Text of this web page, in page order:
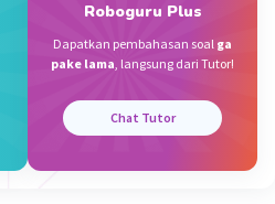
Roboguru Plus
Dapatkan pembahasan soal ga
pake lama, langsung dari Tutor!
Chat Tutor